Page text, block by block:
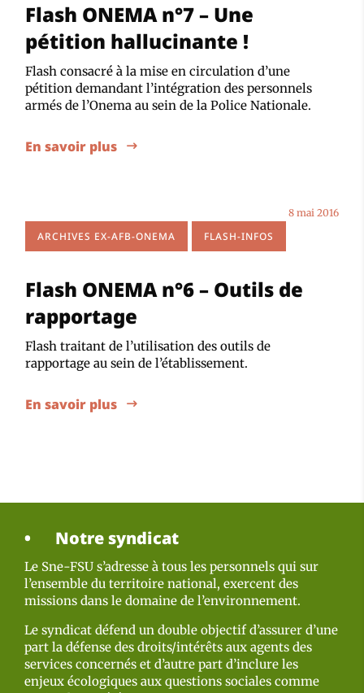
Flash ONEMA n°7 – Une
pétition hallucinante !
Flash consacré à la mise en circulation d’une
pétition demandant l’intégration des personnels
armés de l’Onema au sein de la Police Nationale.
En savoir plus
ARCHIVES EX-AFB-ONEMA FLASH-INFOS
8 mai 2016
Flash ONEMA n°6 – Outils de
rapportage
Flash traitant de l’utilisation des outils de
rapportage au sein de l’établissement.
En savoir plus
Notre syndicat
Le Sne-FSU s’adresse à tous les personnels qui sur
l’ensemble du territoire national, exercent des
missions dans le domaine de l’environnement.
Le syndicat défend un double objectif d’assurer d’une
part la défense des droits/intérêts aux agents des
services concernés et d’autre part d’inclure les
enjeux écologiques aux questions sociales comme